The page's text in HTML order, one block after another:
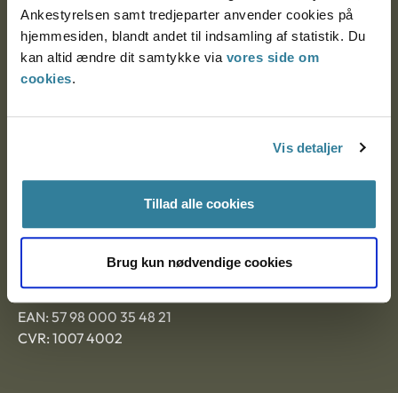
Ankestyrelsen samt tredjeparter anvender cookies på
hjemmesiden, blandt andet til indsamling af statistik. Du
kan altid ændre dit samtykke via vores side om
cookies.
Vis detaljer
Tillad alle cookies
Brug kun nødvendige cookies
Ankestyrelsen
Postadresse:
Ankestyrelsen Aalborg
EAN: 57 98 000 35 48 21
CVR: 1007 4002